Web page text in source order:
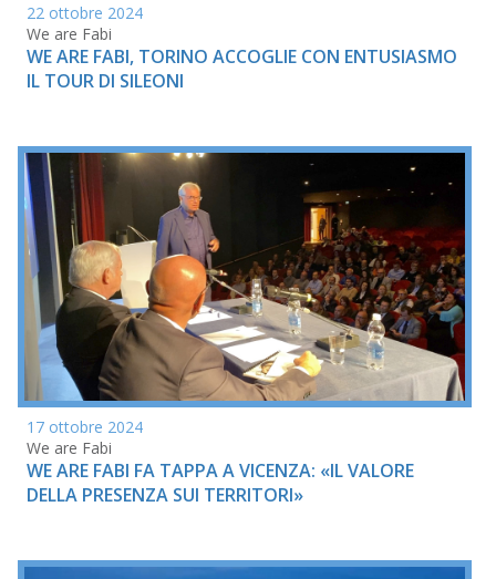
22 ottobre 2024
We are Fabi
WE ARE FABI, TORINO ACCOGLIE CON ENTUSIASMO
IL TOUR DI SILEONI
17 ottobre 2024
We are Fabi
WE ARE FABI FA TAPPA A VICENZA: «IL VALORE
DELLA PRESENZA SUI TERRITORI»